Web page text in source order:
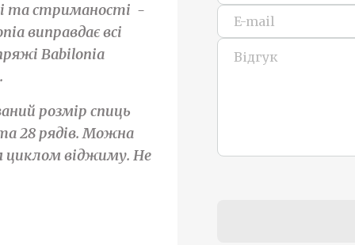
та стриманості -
виправдає всі
Babilonia
розмір спиць
28 рядів. Можна
циклом віджиму. Не